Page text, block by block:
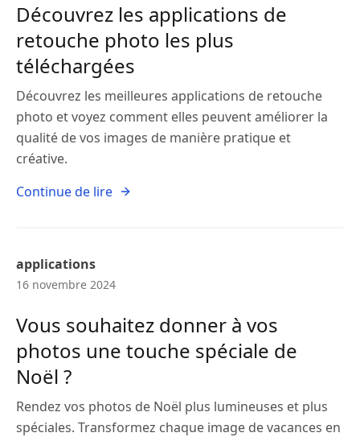
Découvrez les applications de
retouche photo les plus
téléchargées
Découvrez les meilleures applications de retouche
photo et voyez comment elles peuvent améliorer la
qualité de vos images de manière pratique et
créative.
Continue de lire
applications
16 novembre 2024
Vous souhaitez donner à vos
photos une touche spéciale de
Noël ?
Rendez vos photos de Noël plus lumineuses et plus
spéciales. Transformez chaque image de vacances en